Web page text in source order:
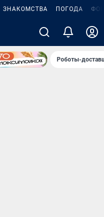
ЗНАКОМСТВА ПОГОДА
Роботы-